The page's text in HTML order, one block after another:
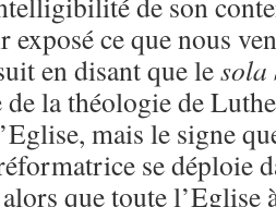
exposé ce que nous
en disant que lesola
la théologie de
mais le signe
se déploie
que toute l’Eglise